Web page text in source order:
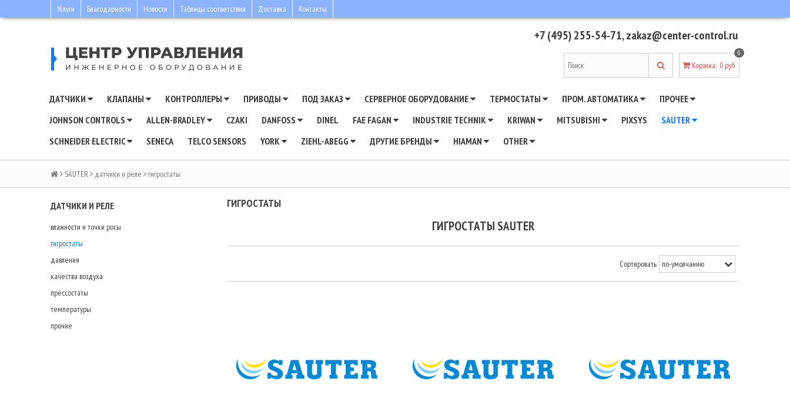
Услуги Благодарности Новости Таблицы соответствия Доставка Контакты
+7 (495) 255-54-71,zakaz@center-control.ru
Корзина:
0
0 руб
ДАТЧИКИ КЛАПАНЫ КОНТРОЛЛЕРЫ ПРИВОДЫ ПОД ЗАКАЗ СЕРВЕРНОЕ ОБОРУДОВАНИЕ ТЕРМОСТАТЫ ПРОМ. АВТОМАТИКА
ПРОЧЕЕ
JOHNSON CONTROLS
ALLEN-BRADLEY CZAKI DANFOSS DINEL FAE FAGAN INDUSTRIE TECHNIK KRIWAN MITSUBISHI PIXSYS
SAUTER
SCHNEIDER ELECTRIC
SENECA TELCO SENSORS YORK ZIEHL-ABEGG ДРУГИЕ БРЕНДЫ HIAMAN OTHER
SAUTER датчики и реле гигростаты
ДАТЧИКИ И РЕЛЕ
влажности и точки росы
гигростаты
давления
качества воздуха
прессостаты
температуры
прочие
ГИГРОСТАТЫ
ГИГРОСТАТЫ SAUTER
Сортировать